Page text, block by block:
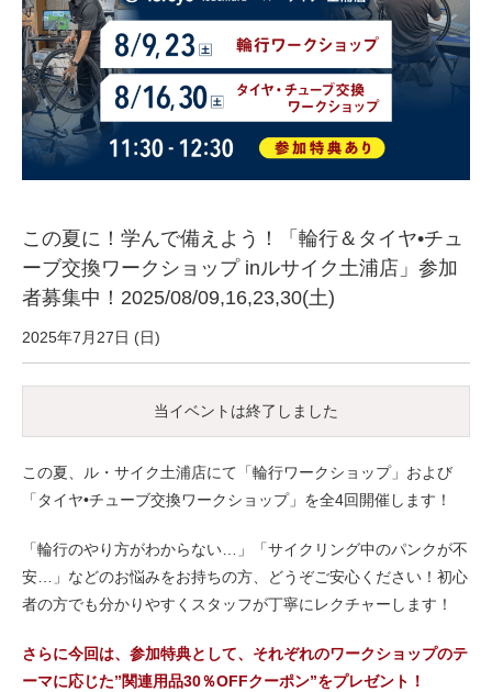
修理・メンテナンス工賃
盗難保証
オリジナル自転車
PB全車種カタログ
Norwayシリーズ
eVita
コンテンツ
店舗ブログ
イベント
この夏に！学んで備えよう！「輪行＆タイヤ•チュ
ーブ交換ワークショップ inルサイク土浦店」参加
者募集中！2025/08/09,16,23,30(土)
2025年7月27日 (日)
当イベントは終了しました
この夏、ル・サイク土浦店にて「輪行ワークショップ」および
「タイヤ•チューブ交換ワークショップ」を全4回開催します！
「輪行のやり方がわからない…」「サイクリング中のパンクが不
安…」などのお悩みをお持ちの方、どうぞご安心ください！初心
者の方でも分かりやすくスタッフが丁寧にレクチャーします！
さらに今回は、参加特典として、それぞれのワークショップのテ
ーマに応じた”関連用品30％OFFクーポン”をプレゼント！